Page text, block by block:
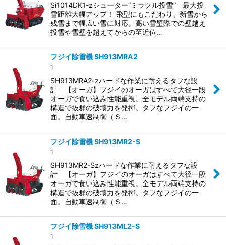
Si1014DK1-zシューター“ミラクル投雪” 最大投
雪距離大幅アップ！ 飛型にもこだわり、新雪から
残雪まで幅広い雪に対応。高い雪壁際での壁越え
投雪や雪壁を超えてからの至近位…
フジイ除雪機 SH913MRA2
1
SH913MRA2-zハードな作業に耐えるタフな設
計 【オーガ】フジイのオーガはすべて大径一段
オーガで食い込み性能重視。全モデル両端支持の
構造で抜群の破壊力を発揮。タフなフジイの一
面。自動車速制御（Ｓ…
フジイ除雪機 SH913MR2-S
1
SH913MR2-Szハードな作業に耐えるタフな設
計 【オーガ】フジイのオーガはすべて大径一段
オーガで食い込み性能重視。全モデル両端支持の
構造で抜群の破壊力を発揮。タフなフジイの一
面。自動車速制御（Ｓ…
フジイ除雪機 SH913ML2-S
1